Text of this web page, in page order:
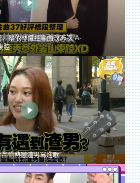
蔡依林遭控編曲改36次 A-
腔
怡熱戀渣男寫進歌